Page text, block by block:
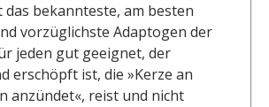
das bekannteste, am besten
vorzüglichste Adaptogen der
jeden gut geeignet, der
erschöpft ist, die »Kerze an
anzündet«, reist und nicht